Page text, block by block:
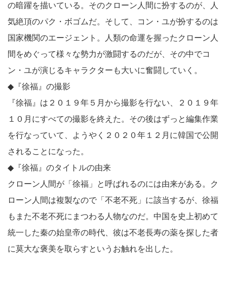
の暗躍を描いている。そのクローン人間に扮するのが、人
気絶頂のパク・ボゴムだ。そして、コン・ユが扮するのは
国家機関のエージェント。人類の命運を握ったクローン人
間をめぐって様々な勢力が激闘するのだが、その中でコ
ン・ユが演じるキャラクターも大いに奮闘していく。
◆『徐福』の撮影
『徐福』は２０１９年５月から撮影を行ない、２０１９年
１０月にすべての撮影を終えた。その後はずっと編集作業
を行なっていて、ようやく２０２０年１２月に韓国で公開
されることになった。
◆『徐福』のタイトルの由来
クローン人間が「徐福」と呼ばれるのには由来がある。ク
ローン人間は複製なので「不老不死」に該当するが、徐福
もまた不老不死にまつわる人物なのだ。中国を史上初めて
統一した秦の始皇帝の時代、彼は不老長寿の薬を探した者
に莫大な褒美を取らすというお触れを出した。